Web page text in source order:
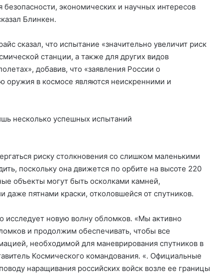
экономических и научных интересов
Блинкен.
сказал, что испытание «значительно увеличит риск
станции, а также для других видов
добавив, что «заявления России о
в космосе являются неискренними и
несколько успешных испытаний
риску столкновения со слишком маленькими
поскольку она движется по орбите на высоте 220
объекты могут быть осколками камней,
пятнами краски, отколовшейся от спутников.
исследует новую волну обломков. «Мы активно
и продолжим обеспечивать, чтобы все
необходимой для маневрирования спутников в
Космического командования. «. Официальные
наращивания российских войск возле ее границы